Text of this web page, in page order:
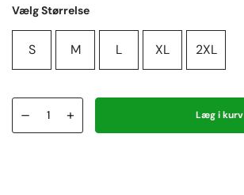
Vælg Størrelse
S M L XL 2XL
– + Læg i kurv